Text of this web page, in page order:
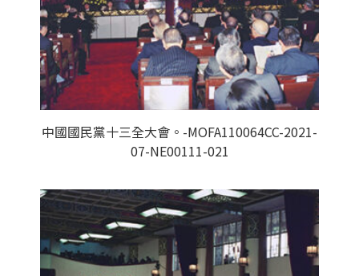
中國國民黨十三全大會。-MOFA110064CC-2021-
07-NE00111-021